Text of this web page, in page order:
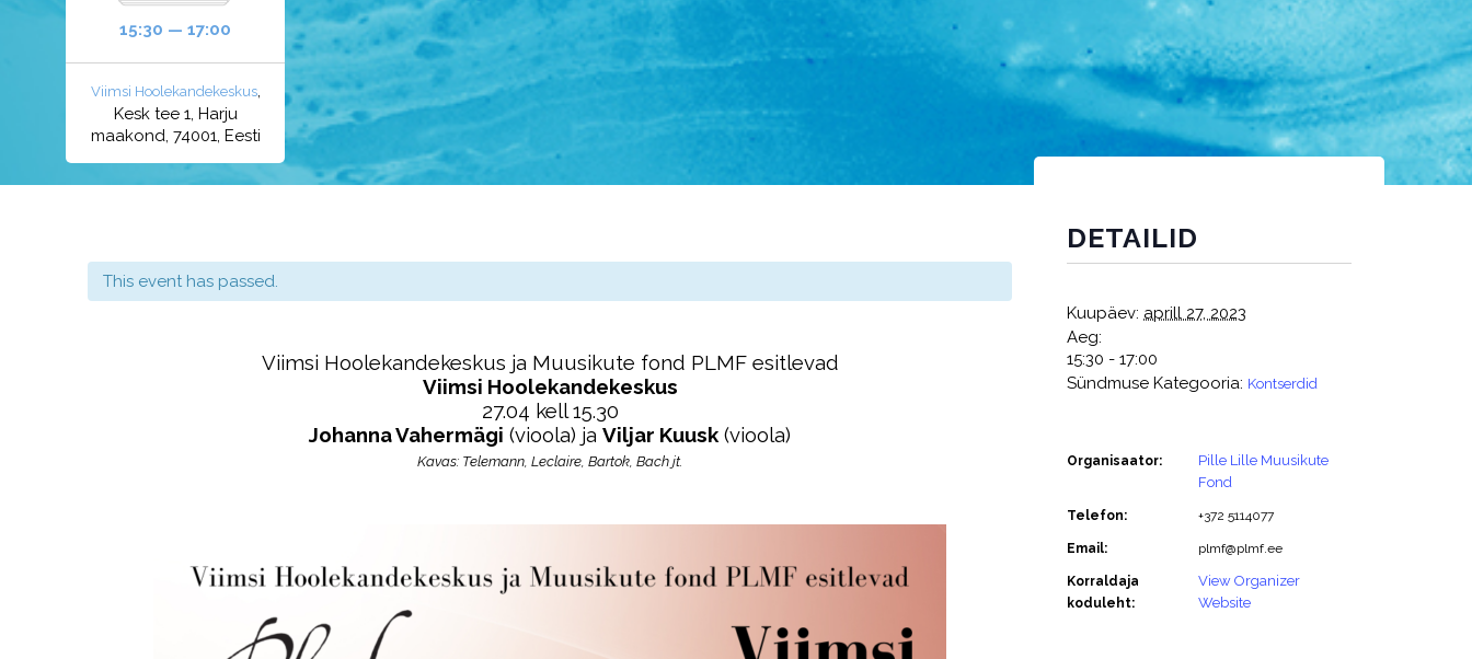
15:30 — 17:00
Viimsi Hoolekandekeskus,
Kesk tee 1, Harju
maakond, 74001, Eesti
This event has passed.
Viimsi Hoolekandekeskus ja Muusikute fond PLMF esitlevad
Viimsi Hoolekandekeskus
27.04 kell 15.30
Johanna Vahermägi (vioola) ja Viljar Kuusk (vioola)
Kavas: Telemann, Leclaire, Bartok, Bach jt.
DETAILID
Kuupäev: aprill 27, 2023
Aeg:
15:30 - 17:00
Sündmuse Kategooria: Kontserdid
Organisaator:
Pille Lille Muusikute
Fond
Telefon: +372 5114077
Email: plmf@plmf.ee
Korraldaja
koduleht:
View Organizer
Website